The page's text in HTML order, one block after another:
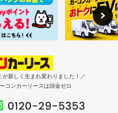
新しく生まれ変わりました！／
コンカーリースは頭金ゼロ